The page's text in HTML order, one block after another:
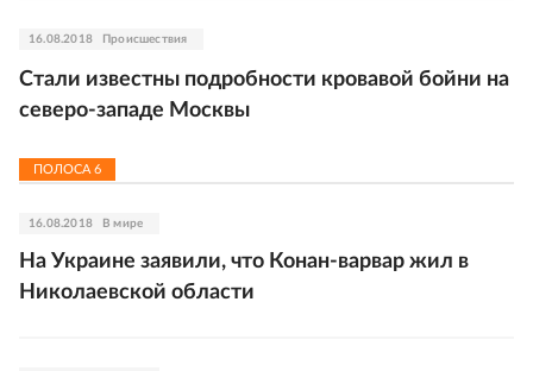
16.08.2018 Происшествия
Стали известны подробности кровавой бойни на
северо-западе Москвы
ПОЛОСА6
16.08.2018 В мире
На Украине заявили, что Конан-варвар жил в
Николаевской области